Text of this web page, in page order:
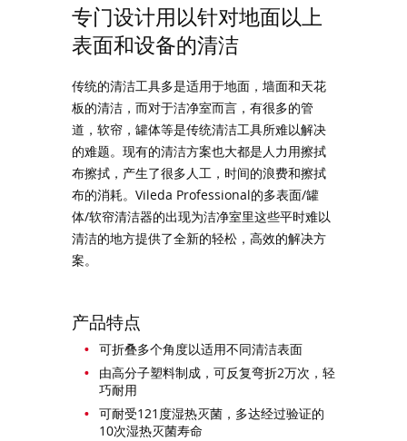
专门设计用以针对地面以上
表面和设备的清洁
传统的清洁工具多是适用于地面，墙面和天花
板的清洁，而对于洁净室而言，有很多的管
道，软帘，罐体等是传统清洁工具所难以解决
的难题。现有的清洁方案也大都是人力用擦拭
布擦拭，产生了很多人工，时间的浪费和擦拭
布的消耗。Vileda Professional的多表面/罐
体/软帘清洁器的出现为洁净室里这些平时难以
清洁的地方提供了全新的轻松，高效的解决方
案。
产品特点
可折叠多个角度以适用不同清洁表面
由高分子塑料制成，可反复弯折2万次，轻
巧耐用
可耐受121度湿热灭菌，多达经过验证的
10次湿热灭菌寿命